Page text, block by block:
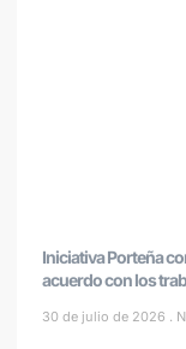
Iniciativa Porteña
acuerdo con los
30 de julio de 2026